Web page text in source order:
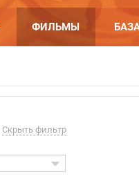
ФИЛЬМЫ
Скрыть фильтр